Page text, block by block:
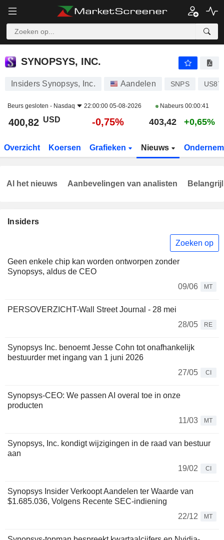
SYNOPSYS, INC.
SYNOPSYS, INC.
Insiders Synopsys, Inc. Aandelen SNPS
Beurs gesloten - Nasdaq 22:00:00 05-08-2026 Nabeurs 00:00:41
400,82 USD -0,75% 403,42 +0,65%
Overzicht Koersen Grafieken Nieuws
Insiders
Zoeken op
Geen enkele chip kan worden ontworpen zonder
Synopsys, aldus de CEO
09/06
MT
PERSOVERZICHT-Wall Street Journal - 28 mei
28/05
RE
Synopsys Inc. benoemt Jesse Cohn tot onafhankelijk
bestuurder met ingang van 1 juni 2026
27/05
CI
Synopsys-CEO: We passen AI overal toe in onze
producten
11/03
MT
Synopsys, Inc. kondigt wijzigingen in de raad van bestuur
aan
19/02
CI
Synopsys Insider Verkoopt Aandelen ter Waarde van
$1.685.036, Volgens Recente SEC-indiening
22/12
MT
Al het nieuws Aanbevelingen van analisten